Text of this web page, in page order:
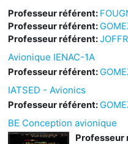
Professeur référent:
Professeur référent:
Professeur référent:
Avionique IENAC-1A
Professeur référent:
IATSED - Avionics
Professeur référent:
BE Conception avionique
Professeur